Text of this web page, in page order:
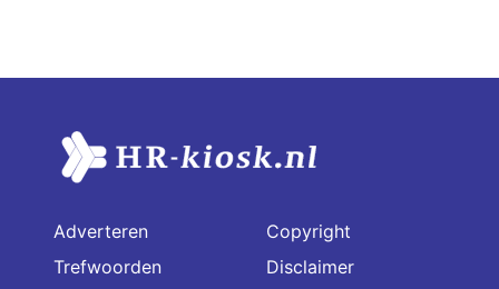
Adverteren
Trefwoorden
Copyright
Disclaimer